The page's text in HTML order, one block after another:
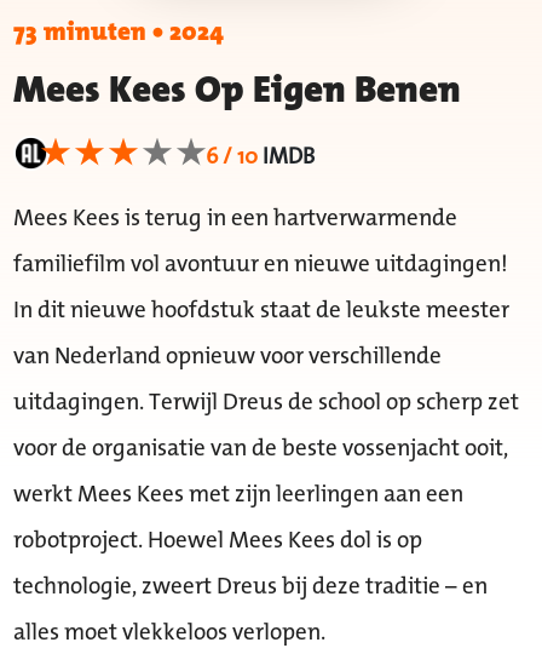
73 minuten•2024
Mees Kees Op Eigen Benen
6 / 10IMDB
Mees Kees is terug in een hartverwarmende
familiefilm vol avontuur en nieuwe uitdagingen!
In dit nieuwe hoofdstuk staat de leukste meester
van Nederland opnieuw voor verschillende
uitdagingen. Terwijl Dreus de school op scherp zet
voor de organisatie van de beste vossenjacht ooit,
werkt Mees Kees met zijn leerlingen aan een
robotproject. Hoewel Mees Kees dol is op
technologie, zweert Dreus bij deze traditie – en
alles moet vlekkeloos verlopen.